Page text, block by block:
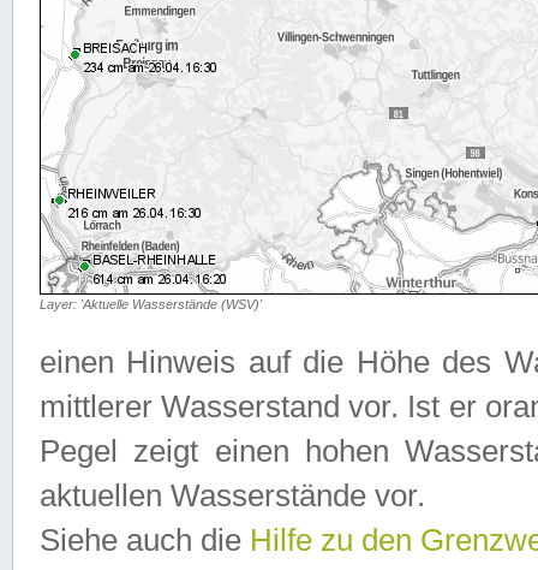
Layer: 'Aktuelle Wasserstände (WSV)'
einen Hinweis auf die Höhe des
mittlerer Wasserstand vor. Ist er
Pegel zeigt einen hohen
aktuellen Wasserstände vor.
Siehe auch die Hilfe zu den